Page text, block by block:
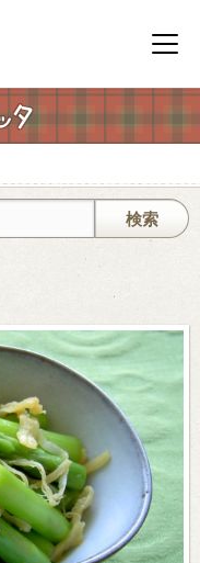
メニ